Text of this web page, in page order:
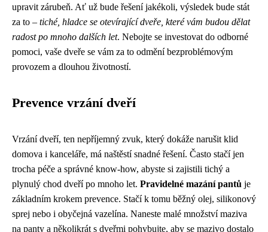
upravit zárubeň. Ať už bude řešení jakékoli, výsledek bude stát
za to – tiché, hladce se otevírající dveře, které vám budou dělat
radost po mnoho dalších let. Nebojte se investovat do odborné
pomoci, vaše dveře se vám za to odmění bezproblémovým
provozem a dlouhou životností.
Prevence vrzání dveří
Vrzání dveří, ten nepříjemný zvuk, který dokáže narušit klid
domova i kanceláře, má naštěstí snadné řešení. Často stačí jen
trocha péče a správné know-how, abyste si zajistili tichý a
plynulý chod dveří po mnoho let. Pravidelné mazání pantů je
základním krokem prevence. Stačí k tomu běžný olej, silikonový
sprej nebo i obyčejná vazelína. Naneste malé množství maziva
na panty a několikrát s dveřmi pohybujte, aby se mazivo dostalo